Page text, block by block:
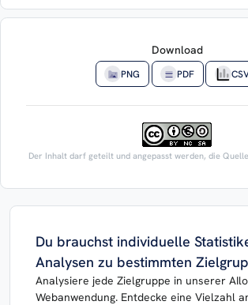
Download
PNG PDF
Der Inhalt darf geteilt und angepasst werden, die
Du brauchst individuelle
Analysen zu bestimmten
Analysiere jede Zielgruppe in unserer
Webanwendung. Entdecke eine Vielzahl